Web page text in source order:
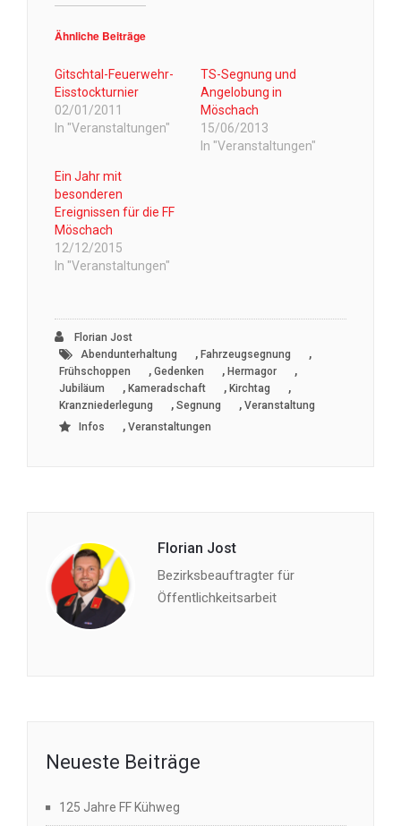
Ähnliche Beiträge
Gitschtal-Feuerwehr-
Eisstockturnier
02/01/2011
In "Veranstaltungen"
TS-Segnung und
Angelobung in
Möschach
15/06/2013
In "Veranstaltungen"
Ein Jahr mit
besonderen
Ereignissen für die FF
Möschach
12/12/2015
In "Veranstaltungen"
Florian Jost
Abendunterhaltung
, Fahrzeugsegnung ,
Frühschoppen , Gedenken , Hermagor ,
Jubiläum , Kameradschaft , Kirchtag ,
Kranzniederlegung , Segnung , Veranstaltung
Infos
, Veranstaltungen
Florian Jost
Bezirksbeauftragter für
Öffentlichkeitsarbeit
Neueste Beiträge
125 Jahre FF Kühweg